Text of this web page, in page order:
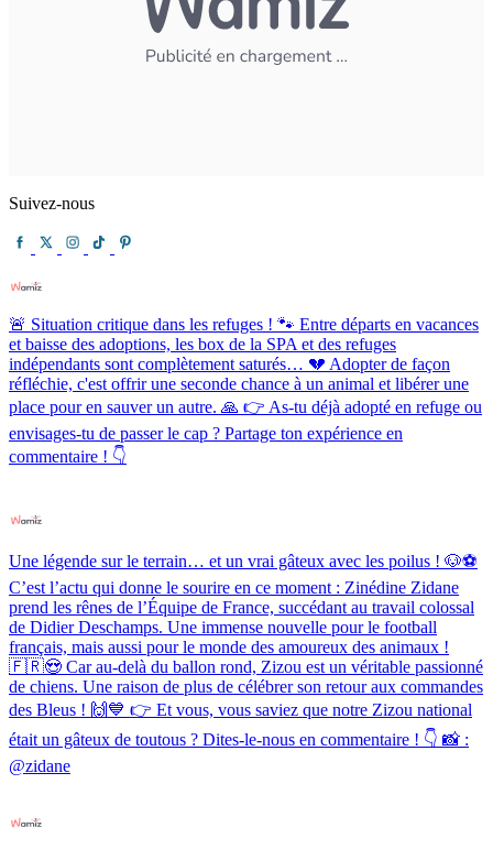
Suivez-nous
🚨 Situation critique dans les refuges ! 🐾 Entre départs en vacances
et baisse des adoptions, les box de la SPA et des refuges
indépendants sont complètement saturés… 💔 Adopter de façon
réfléchie, c'est offrir une seconde chance à un animal et libérer une
place pour en sauver un autre. 🙏 👉 As-tu déjà adopté en refuge ou
envisages-tu de passer le cap ? Partage ton expérience en
commentaire ! 👇
Une légende sur le terrain… et un vrai gâteux avec les poilus ! 🐶⚽️
C’est l’actu qui donne le sourire en ce moment : Zinédine Zidane
prend les rênes de l’Équipe de France, succédant au travail colossal
de Didier Deschamps. Une immense nouvelle pour le football
français, mais aussi pour le monde des amoureux des animaux !
🇫🇷😍 Car au-delà du ballon rond, Zizou est un véritable passionné
de chiens. Une raison de plus de célébrer son retour aux commandes
des Bleus ! 🙌💙 👉 Et vous, vous saviez que notre Zizou national
était un gâteux de toutous ? Dites-le-nous en commentaire ! 👇 📸 :
@zidane